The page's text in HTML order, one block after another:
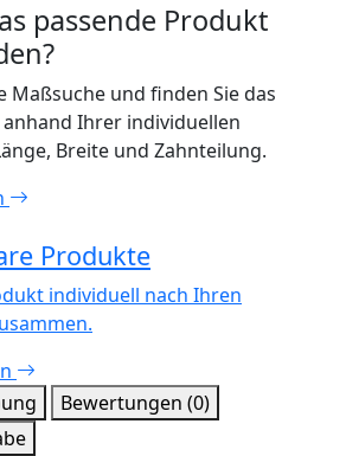
passende Produkt
Maßsuche und finden Sie das
Ihrer individuellen
Breite und Zahnteilung.
Produkte
individuell nach Ihren
Bewertungen (0)